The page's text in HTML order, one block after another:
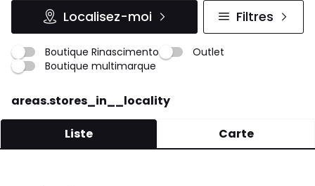
Localisez-moi Filtres
Boutique Rinascimento
Outlet
Boutique multimarque
areas.stores_in__locality
Liste Carte